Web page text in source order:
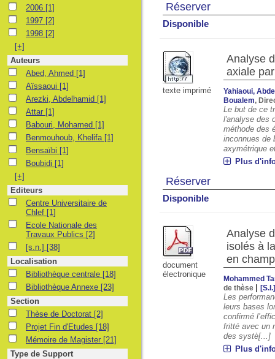
Réserver
Disponible
texte imprimé
Analyse
axiale
Yahiaoui,
Boualem,
Le but de ce
l'analyse des
méthode des
inconnues de
axymétrique
Plus
Réserver
Disponible
document
électronique
Analyse
isolés à
en
Mohammed
de thèse
|
Les
leurs bases
confirmé
fritté avec un
des systè[...]
Plus
2006 2006 [1]
1997 1997 [2]
1998 1998 [2]
[+]
Auteurs
Abed, Ahmed
Abed, Ahmed [1]
AïssaouiAïssaoui [1]
Arezki, Abdelhamid
Arezki, Abdelhamid [1]
Attar Attar [1]
Babouri, Mohamed
Babouri, Mohamed [1]
Benmouhoub, Khelifa
Benmouhoub, Khelifa [1]
BensaïbiBensaïbi [1]
BoubidiBoubidi [1]
[+]
Editeurs
Centre Universitaire de Chlef
Centre Universitaire de
Chlef [1]
Ecole Nationale des Travaux Publics
Ecole Nationale des
Travaux Publics [2]
[s.n.][s.n.] [38]
Localisation
Bibliothèque centrale
Bibliothèque centrale [18]
Bibliothèque Annexe
Bibliothèque Annexe [23]
Section
Thèse de Doctorat
Thèse de Doctorat [2]
Projet Fin d'Etudes
Projet Fin d'Etudes [18]
Mémoire de Magister
Mémoire de Magister [21]
Type de Support